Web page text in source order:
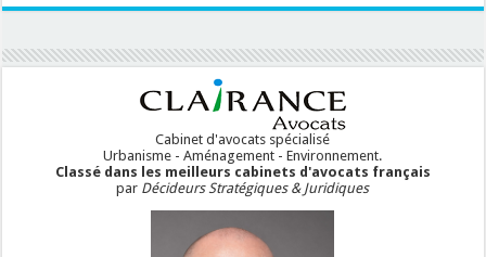
Cabinet d'avocats spécialisé
Urbanisme - Aménagement - Environnement.
Classé dans les meilleurs cabinets d'avocats français
par Décideurs Stratégiques & Juridiques